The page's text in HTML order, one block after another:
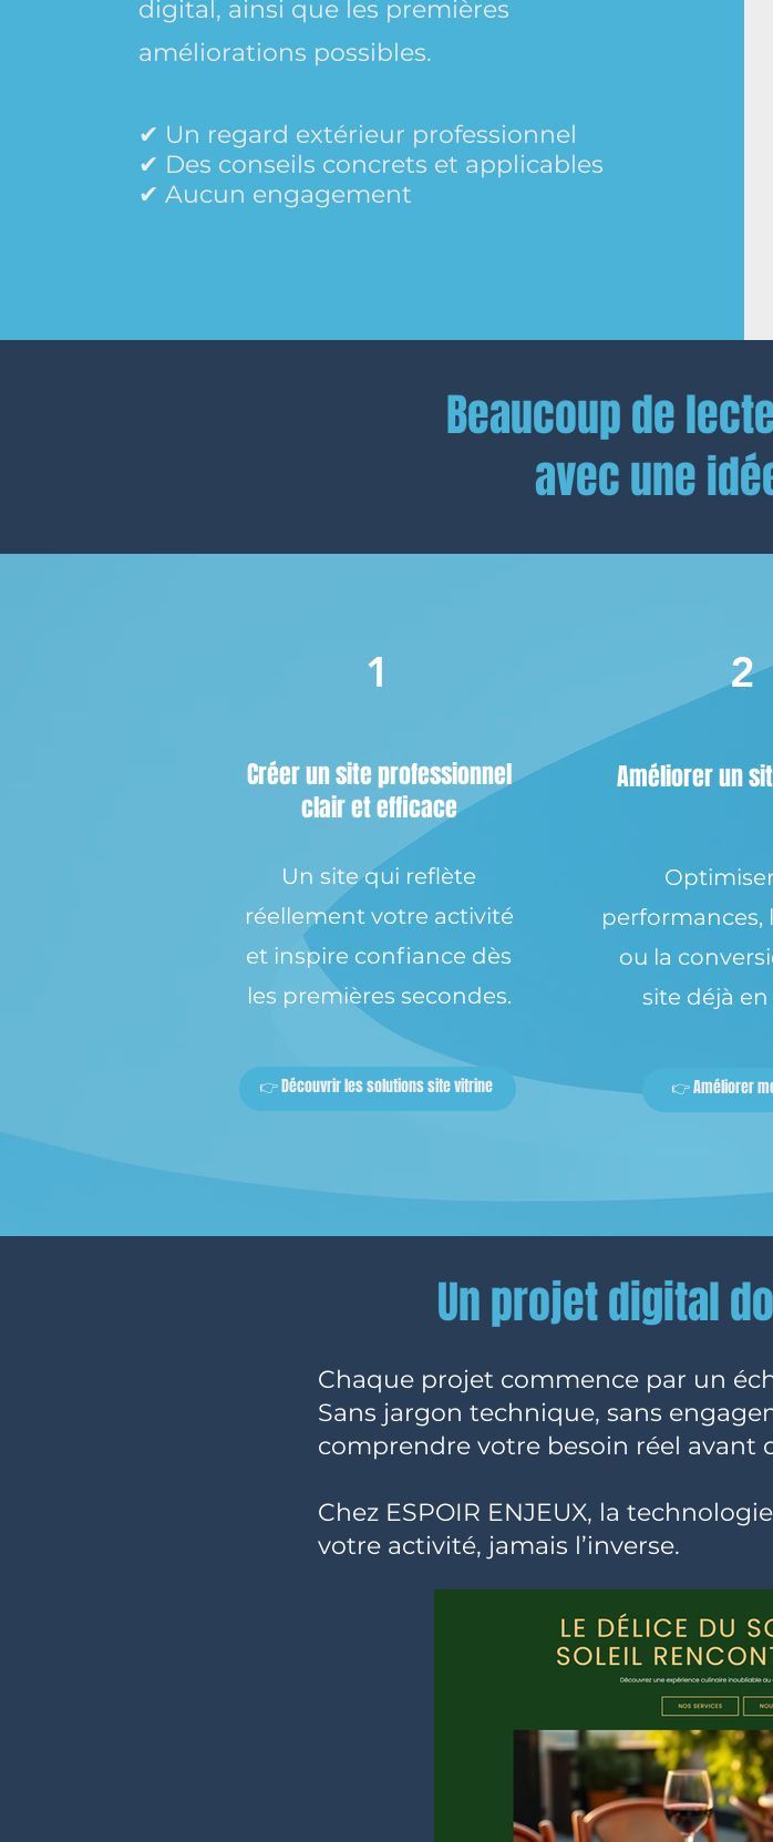
digital, ainsi que les premières
améliorations possibles.
✔ Un regard extérieur professionnel
✔ Des conseils concrets et applicables
✔ Aucun engagement
Beaucoup de
avec une
1
Créer un site professionnel
clair et efficace
Un site qui reflète
réellement votre activité
et inspire confiance dès
les premières secondes.
👉 Découvrir les solutions site vitrine
2
Améliorer un
performances,
ou la
site déjà
👉 Améliorer
Un projet digital
Chaque projet commence par un
Sans jargon technique, sans
comprendre votre besoin réel avant
Chez ESPOIR ENJEUX, la
votre activité, jamais l’inverse.